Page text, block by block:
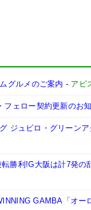
グルメのご案内 - アビ
フェロー契約更新のお
ジュビロ・グリーン
勝利!G大阪は計7発
GAMBA「オ